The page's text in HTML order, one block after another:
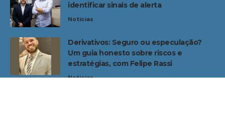
identificar sinais de alerta
Noticias
Derivativos: Seguro ou especulação?
Um guia honesto sobre riscos e
estratégias, com Felipe Rassi
Noticias